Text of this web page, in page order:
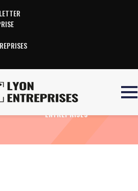
: un
TOUTE L’ACTUALITÉ LYON
ENTREPRISES